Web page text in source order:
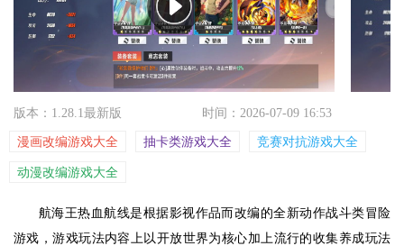
版本：1.28.1最新版 时间：2026-07-09 16:53
漫画改编游戏大全 抽卡类游戏大全 竞赛对抗游戏大全
动漫改编游戏大全
航海王热血航线是根据影视作品而改编的全新动作战斗类冒险
游戏，游戏玩法内容上以开放世界为核心加上流行的收集养成玩法